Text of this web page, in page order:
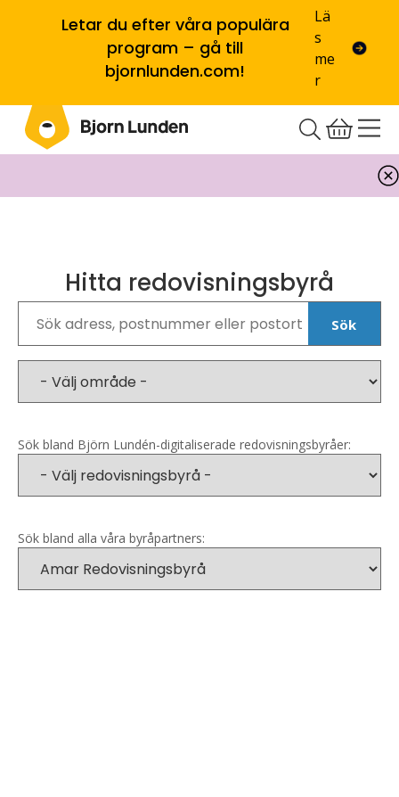
Letar du efter våra populära
program – gå till
bjornlunden.com!
Lä
s
me
r
Hitta redovisningsbyrå
Sök
Sök bland Björn Lundén-digitaliserade redovisningsbyråer:
Sök bland alla våra byråpartners: